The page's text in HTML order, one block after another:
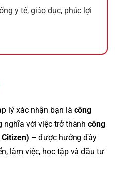
y tế, giáo dục, phúc lợi
lý xác nhận bạn là công
nghĩa với việc trở thành công
– được hưởng đầy
làm việc, học tập và đầu tư